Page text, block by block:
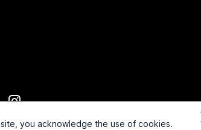
Todos os direitos reservados.
you acknowledge the use of cookies.